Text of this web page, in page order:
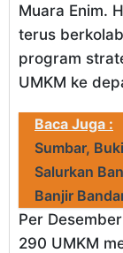
Muara Enim.
terus
program
UMKM ke
Baca Juga :
Sumbar,
Salurkan
Banjir
Per
290 UMKM